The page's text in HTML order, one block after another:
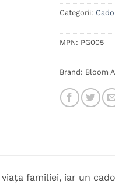
Categorii:
MPN: PG005
Brand: Bloom
familiei, iar un